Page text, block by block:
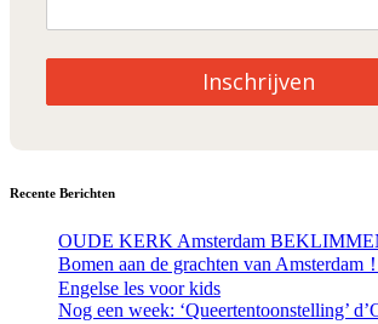
Inschrijven
Recente Berichten
OUDE KERK Amsterdam
Bomen aan de grachten van Amsterdam！
Engelse les voor kids
Nog een week: ‘Queertentoonstelling’